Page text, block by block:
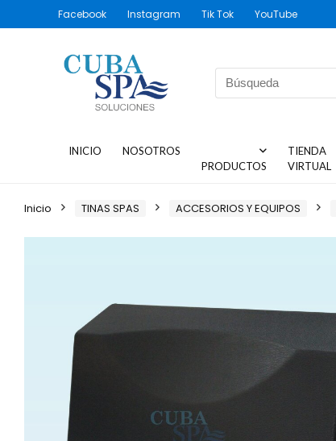
Facebook Instagram Tik Tok YouTube
INICIO
NOSOTROS
PRODUCTOS
TIENDA
VIRTUAL
Inicio TINAS SPAS ACCESORIOS Y EQUIPOS